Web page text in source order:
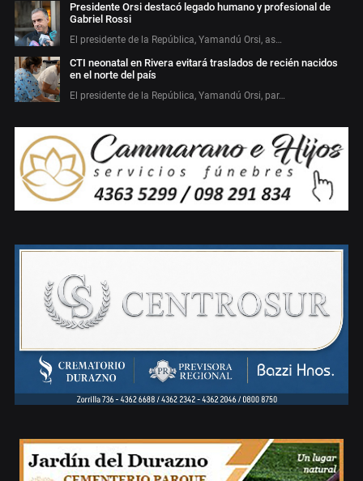
Presidente Orsi destacó legado humano y profesional de
Gabriel Rossi
El presidente de la República, Yamandú Orsi, as…
CTI neonatal en Rivera evitará traslados de recién nacidos
en el norte del país
El presidente de la República, Yamandú Orsi, par…